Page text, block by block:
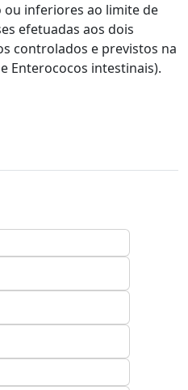
inferiores ao limite de
efetuadas aos dois
controlados e previstos na
Enterococos intestinais).